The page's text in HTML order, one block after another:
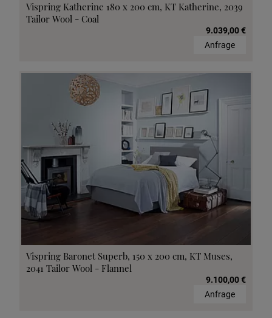
Vispring Katherine 180 x 200 cm, KT Katherine, 2039
Tailor Wool - Coal
9.039,00 €
Anfrage
Vispring Baronet Superb, 150 x 200 cm, KT Muses,
2041 Tailor Wool - Flannel
9.100,00 €
Anfrage